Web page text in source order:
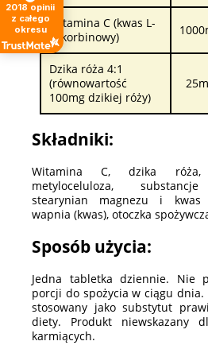
Witamina C (kwas L-
askorbinowy)
Dzika róża 4:1
(równowartość
100mg dzikiej róży)
Składniki:
Witamina C, dzika róża,
metyloceluloza,
stearynian magnezu i kwas
wapnia (kwas), otoczka
Sposób użycia:
Jedna tabletka dziennie. Nie
porcji do spożycia w ciągu
stosowany jako substytut
diety. Produkt niewskazany
karmiących.
2018 opinii
z całego
okresu